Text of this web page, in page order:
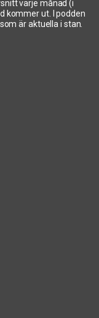
varje månad (i
kommer ut. I podden
är aktuella i stan.